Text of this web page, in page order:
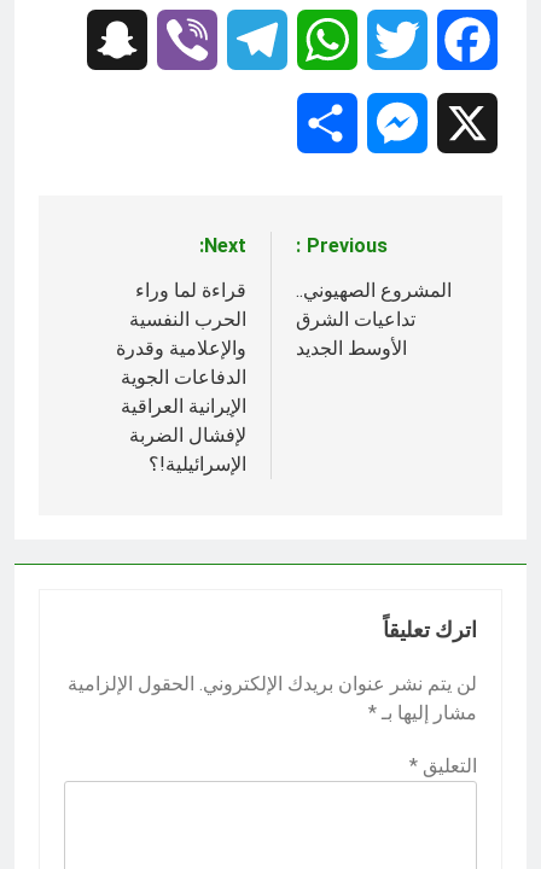
Facebook
Twitter
WhatsApp
Telegram
Viber
Messenger
المقالات
Previous:
المشروع الصهيوني..
تداعيات الشرق
الأوسط الجديد
Next:
قراءة لما وراء
الحرب النفسية
والإعلامية وقدرة
الدفاعات الجوية
الإيرانية العراقية
لإفشال الضربة
الإسرائيلية!؟
اترك تعليقاً
لن يتم نشر عنوان بريدك الإلكتروني. الحقول الإلزامية
مشار إليها بـ *
التعليق *